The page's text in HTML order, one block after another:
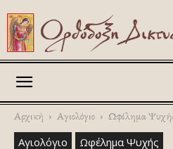
Αρχική Αγιολόγιο Ωφέλημα
Αγιολόγιο Ωφέλημα Ψυχής